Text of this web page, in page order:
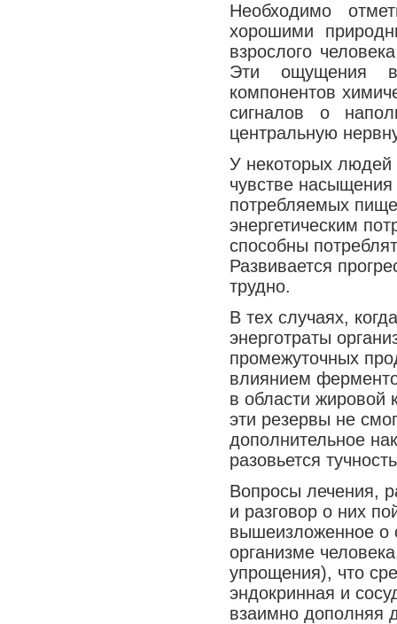
Необходимо
хорошими
взрослого
Эти ощущения
компонентов
сигналов о
центральную
У некоторых
чувстве насыщения
потребляемых
энергетическим
способны
Развивается
трудно.
В тех случаях,
энерготраты
промежуточных
влиянием
в области жировой
эти резервы не
дополнительное
разовьется
Вопросы лечения,
и разговор о них
вышеизложенное о
организме
упрощения), что
эндокринная и
взаимно дополняя